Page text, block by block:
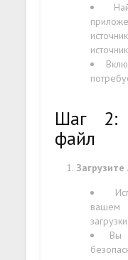
Шаг 2:
файл
вашем
Вы